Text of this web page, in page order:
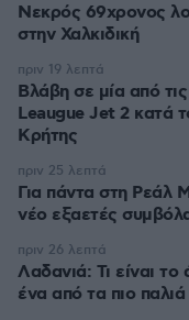
Νεκρός 69χρονος
στην Χαλκιδική
Βλάβη σε μία από
Leaugue Jet 2 κατά
Κρήτης
πριν 19 λεπτά
Για πάντα στη Ρεάλ
νέο εξαετές
πριν 25 λεπτά
Λαδανιά: Τι είναι
ένα από τα πιο
πριν 26 λεπτά